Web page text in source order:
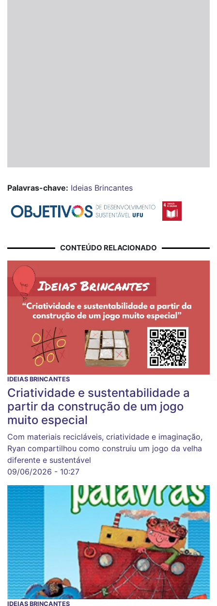
Palavras-chave: Ideias Brincantes
CONTEÚDO RELACIONADO
IDEIAS BRINCANTES
Criatividade e sustentabilidade a
partir da construção de um jogo
muito especial
Com materiais recicláveis, criatividade e imaginação,
Ryan compartilhou como construiu um jogo da velha
diferente e sustentável
09/06/2026 - 10:27
IDEIAS BRINCANTES